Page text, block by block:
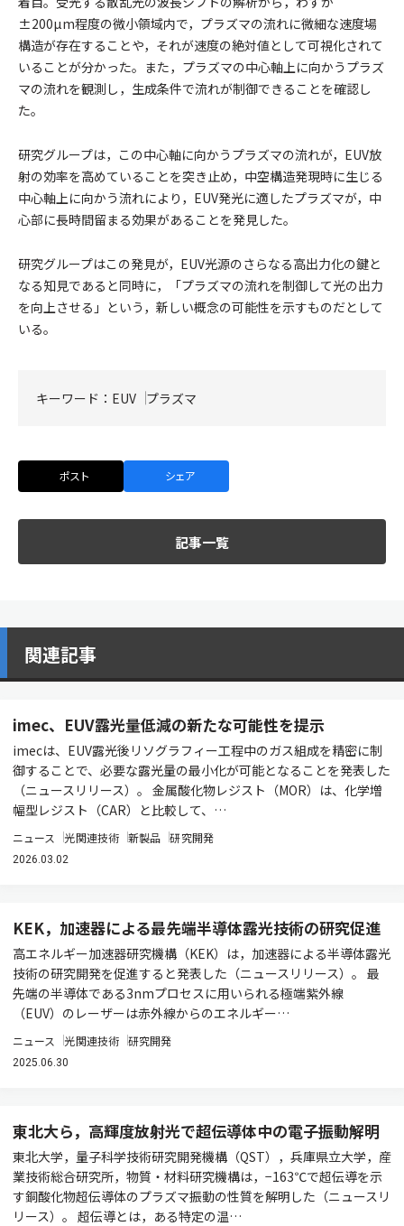
±200µm程度の微小領域内で，プラズマの流れに微細な速度場
構造が存在することや，それが速度の絶対値として可視化されて
いることが分かった。また，プラズマの中心軸上に向かうプラズ
マの流れを観測し，生成条件で流れが制御できることを確認し
た。
研究グループは，この中心軸に向かうプラズマの流れが，EUV放
射の効率を高めていることを突き止め，中空構造発現時に生じる
中心軸上に向かう流れにより，EUV発光に適したプラズマが，中
心部に長時間留まる効果があることを発見した。
研究グループはこの発見が，EUV光源のさらなる高出力化の鍵と
なる知見であると同時に，「プラズマの流れを制御して光の出力
を向上させる」という，新しい概念の可能性を示すものだとして
いる。
キーワード： EUV プラズマ
ポスト シェア
記事一覧
関連記事
imec、EUV露光量低減の新たな可能性を提示
imecは、EUV露光後リソグラフィー工程中のガス組成を精密に制
御することで、必要な露光量の最小化が可能となることを発表した
（ニュースリリース）。 金属酸化物レジスト（MOR）は、化学増
幅型レジスト（CAR）と比較して、…
ニュース 光関連技術 新製品 研究開発
2026.03.02
KEK，加速器による最先端半導体露光技術の研究促進
高エネルギー加速器研究機構（KEK）は，加速器による半導体露光
技術の研究開発を促進すると発表した（ニュースリリース）。 最
先端の半導体である3nmプロセスに用いられる極端紫外線
（EUV）のレーザーは赤外線からのエネルギー…
ニュース 光関連技術 研究開発
2025.06.30
東北大ら，高輝度放射光で超伝導体中の電子振動解明
東北大学，量子科学技術研究開発機構（QST），兵庫県立大学，産
業技術総合研究所，物質・材料研究機構は，−163℃で超伝導を示
す銅酸化物超伝導体のプラズマ振動の性質を解明した（ニュースリ
リース）。 超伝導とは，ある特定の温…